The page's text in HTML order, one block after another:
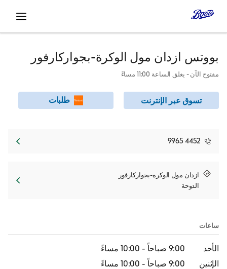
بووتس ازدان مول الوكرة-بجواركارفور
مفتوح الآن - يغلق الساعة 11:00 مساءً
تسوق عبر الإنترنت طلبات
4452 9965
ازدان مول الوكرة-بجواركارفور
الدوحة
ساعات
الأحد 9:00 صباحاً - 10:00 مساءً
الإثنين
9:00 صباحاً - 10:00 مساءً